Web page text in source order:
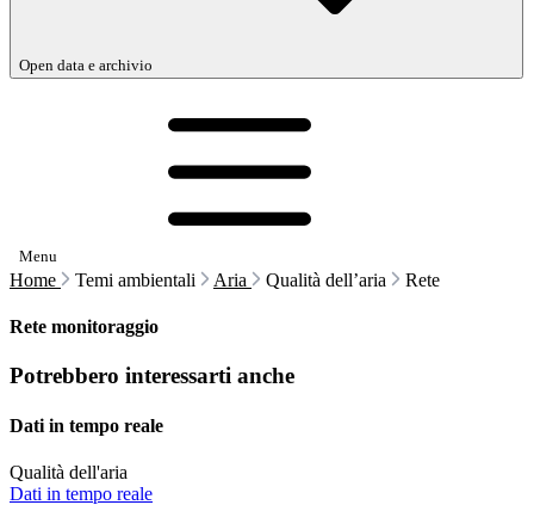
Open data e archivio
Menu
Home Temi ambientali Aria Qualità dell’aria Rete
Rete monitoraggio
Potrebbero interessarti anche
Dati in tempo reale
Qualità dell'aria
Dati in tempo reale